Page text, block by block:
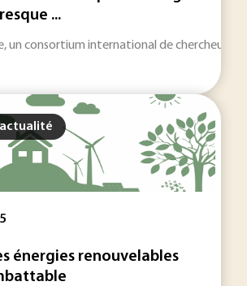
...
un consortium international de chercheurs
énergies renouvelables